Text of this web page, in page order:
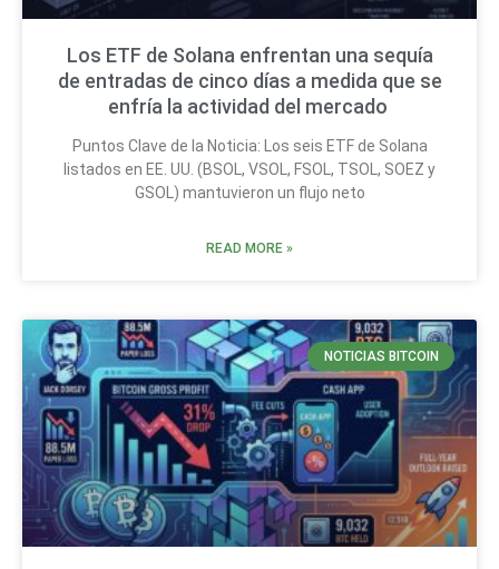
Los ETF de Solana enfrentan una sequía
de entradas de cinco días a medida que se
enfría la actividad del mercado
Puntos Clave de la Noticia: Los seis ETF de Solana
listados en EE. UU. (BSOL, VSOL, FSOL, TSOL, SOEZ y
GSOL) mantuvieron un flujo neto
READ MORE »
NOTICIAS BITCOIN